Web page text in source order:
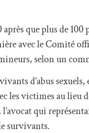
que plus de
avec le Comité
selon un
d’abus
les victimes au lieu
qui
survivants.